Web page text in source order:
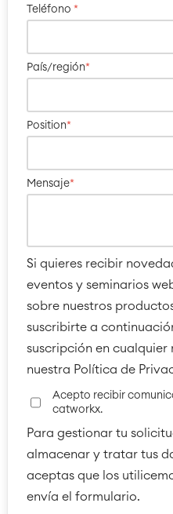
Teléfono *
País/región*
Position*
Mensaje*
Si quieres recibir
eventos y seminarios
sobre nuestros
suscribirte a
suscripción en cualquier
nuestra Política de
Acepto recibir
catworkx.
Para gestionar tu
almacenar y tratar tus
aceptas que los
envía el formulario.